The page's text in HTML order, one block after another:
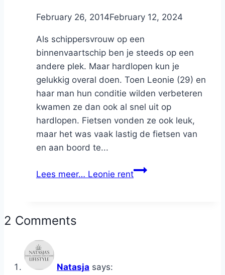
ByNicole
February 26, 2014February 12, 2024
Als schippersvrouw op een
binnenvaartschip ben je steeds op een
andere plek. Maar hardlopen kun je
gelukkig overal doen. Toen Leonie (29) en
haar man hun conditie wilden verbeteren
kwamen ze dan ook al snel uit op
hardlopen. Fietsen vonden ze ook leuk,
maar het was vaak lastig de fietsen van
en aan boord te...
Lees meer… Leonie rent
2 Comments
Natasja says: